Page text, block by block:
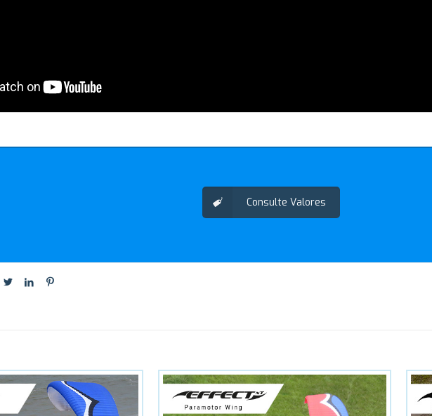
Consulte Valores